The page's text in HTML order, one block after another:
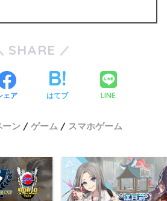
SHARE
ェア はてブ LINE
ーン ゲーム スマホゲーム